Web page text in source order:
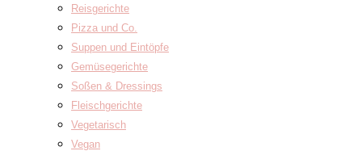
Reisgerichte
Pizza und Co.
Suppen und Eintöpfe
Gemüsegerichte
Soßen & Dressings
Fleischgerichte
Vegetarisch
Vegan